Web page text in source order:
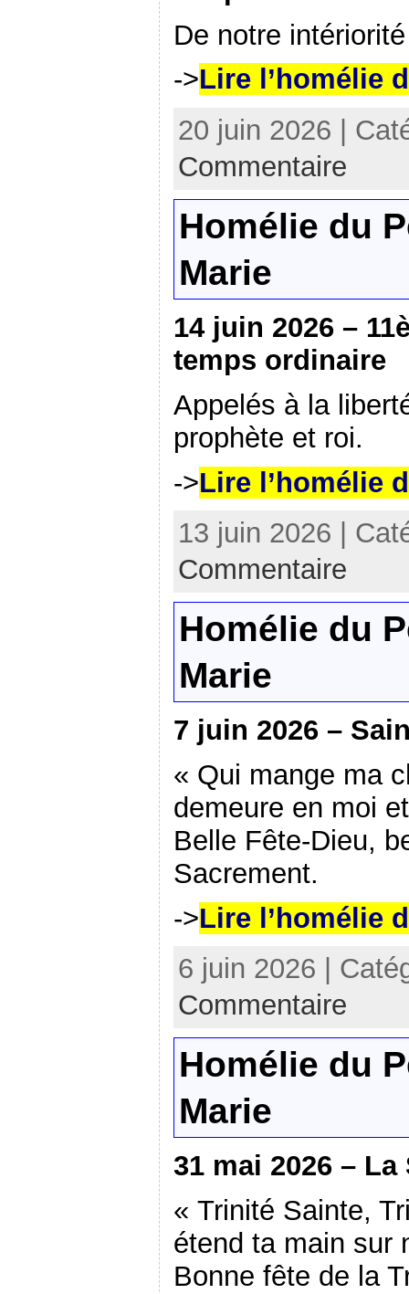
De notre
->Lire l’homélie
20 juin 2026 |
Commentaire
Homélie du
Marie
14 juin 2026 –
temps ordinaire
Appelés à la
prophète et roi.
->Lire l’homélie
13 juin 2026 |
Commentaire
Homélie du
Marie
7 juin 2026 –
« Qui mange ma
demeure en moi
Belle Fête-Dieu,
Sacrement.
->Lire l’homélie
6 juin 2026 |
Commentaire
Homélie du
Marie
31 mai 2026 –
« Trinité Sainte,
étend ta main sur
Bonne fête de la